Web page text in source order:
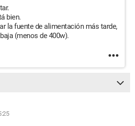
bien.
la fuente de alimentación más tarde,
(menos de 400w).